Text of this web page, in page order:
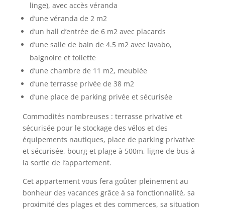
linge), avec accès véranda
d’une véranda de 2 m2
d’un hall d’entrée de 6 m2 avec placards
d’une salle de bain de 4.5 m2 avec lavabo,
baignoire et toilette
d’une chambre de 11 m2, meublée
d’une terrasse privée de 38 m2
d’une place de parking privée et sécurisée
Commodités nombreuses : terrasse privative et
sécurisée pour le stockage des vélos et des
équipements nautiques, place de parking privative
et sécurisée, bourg et plage à 500m, ligne de bus à
la sortie de l’appartement.
Cet appartement vous fera goûter pleinement au
bonheur des vacances grâce à sa fonctionnalité, sa
proximité des plages et des commerces, sa situation